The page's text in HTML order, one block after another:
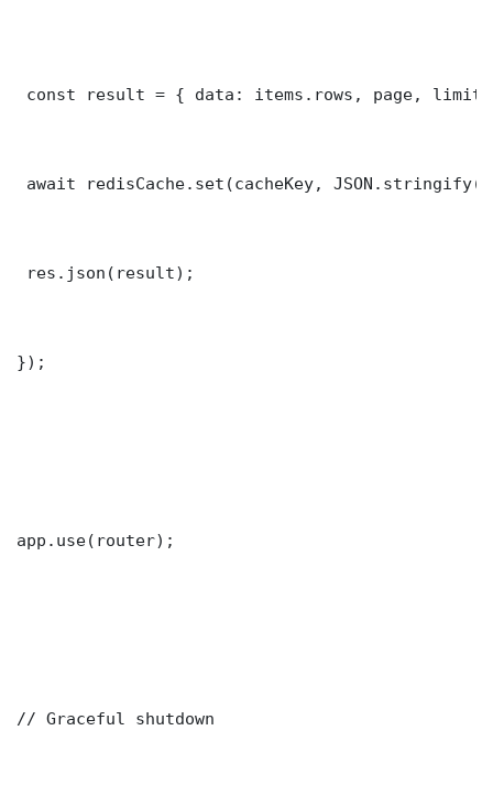
const result = { data: items.rows, page,
await redisCache.set(cacheKey,
res.json(result);
});
app.use(router);
// Graceful shutdown